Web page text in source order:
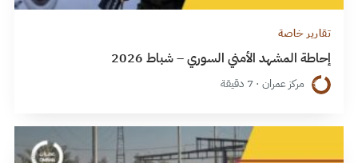
تقارير خاصة
إحاطة المشهد الأمني السوري – شباط 2026
مركز عمران · 7 دقيقة